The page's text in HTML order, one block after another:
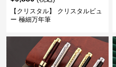
【クリスタル】 クリスタルビュ
ー 極細万年筆